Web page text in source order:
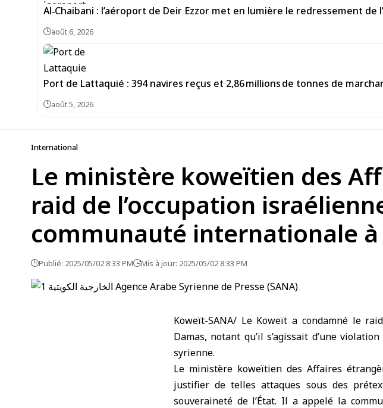
Al‑Chaibani : l’aéroport de Deir Ezzor met en lumière le redressement de
août 6, 2026
Port de Lattaquié : 394 navires reçus et 2,86 millions de tonnes de
août 5, 2026
International
Le ministère koweïtien des
raid de l’occupation
communauté internationale
Publié: 2025/05/02 8:33 PM Mis à jour: 2025/05/02 8:33 PM
Koweït-SANA/ Le Koweït a condamné le
Damas, notant qu’il s’agissait d’une
syrienne.
Le ministère koweïtien des Affaires
justifier de telles attaques sous des
souveraineté de l’État. Il a appelé la